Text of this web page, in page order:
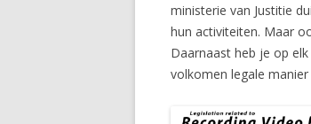
ministerie van Justitie
hun activiteiten. Maar
Daarnaast heb je op
volkomen legale